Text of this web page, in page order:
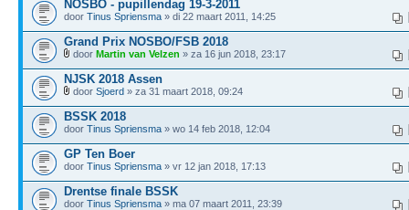
NOSBO - pupillendag 19-3-2011
door Tinus Spriensma » di 22 maart 2011, 14:25
Grand Prix NOSBO/FSB 2018
door Martin van Velzen » za 16 jun 2018, 23:17
NJSK 2018 Assen
door Sjoerd » za 31 maart 2018, 09:24
BSSK 2018
door Tinus Spriensma » wo 14 feb 2018, 12:04
GP Ten Boer
door Tinus Spriensma » vr 12 jan 2018, 17:13
Drentse finale BSSK
door Tinus Spriensma » ma 07 maart 2011, 23:39